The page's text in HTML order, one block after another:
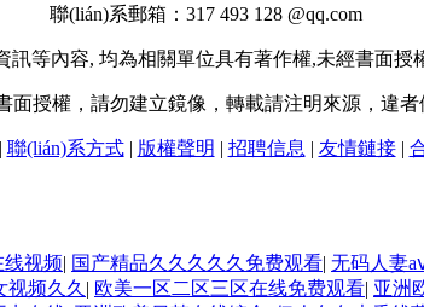
聯(lián)系郵箱：317 493 128 @qq.com
訊等內容, 均為相關單位具有著作權,未經書面授
面授權，請勿建立鏡像，轉載請注明來源，違者
| 聯(lián)系方式| 版權聲明 | 招聘信息 | 友情鏈接|
线视频| 国产精品久久久久久免费观看| 无码人妻
视频久久 | 欧美一区二区三区在线免费观看| 亚洲